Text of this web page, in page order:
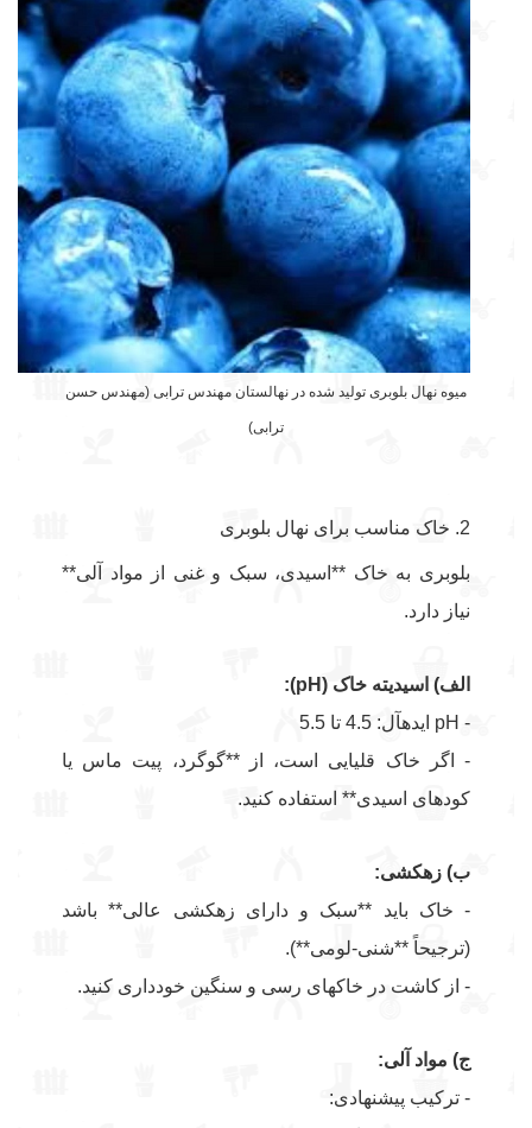
میوه نهال بلوبری تولید شده در نهالستان مهندس ترابی (مهندس حسن
ترابی)
2. خاک مناسب برای نهال بلوبری
بلوبری به خاک **اسیدی، سبک و غنی از مواد آلی**
نیاز دارد.
الف) اسیدیته خاک (pH):
- pH ایدهآل: 4.5 تا 5.5
- اگر خاک قلیایی است، از **گوگرد، پیت ماس یا
کودهای اسیدی** استفاده کنید.
ب) زهکشی:
- خاک باید **سبک و دارای زهکشی عالی** باشد
(ترجیحاً **شنی-لومی**).
- از کاشت در خاکهای رسی و سنگین خودداری کنید.
ج) مواد آلی:
- ترکیب پیشنهادی: